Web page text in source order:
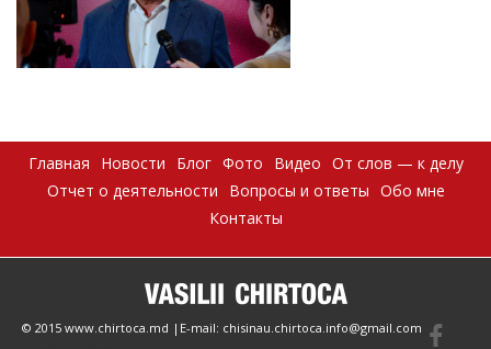
Главная Новости Блог Фото Видео От слов — к делу
Отчет о деятельности
Вопросы и ответы Обо мне
Контакты
© 2015 www.chirtoca.md |E-mail: chisinau.chirtoca.info@gmail.com